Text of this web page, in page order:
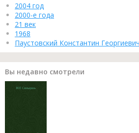
2004 год
2000-е года
21 век
1968
Паустовский Константин Георгиевич
Вы недавно смотрели